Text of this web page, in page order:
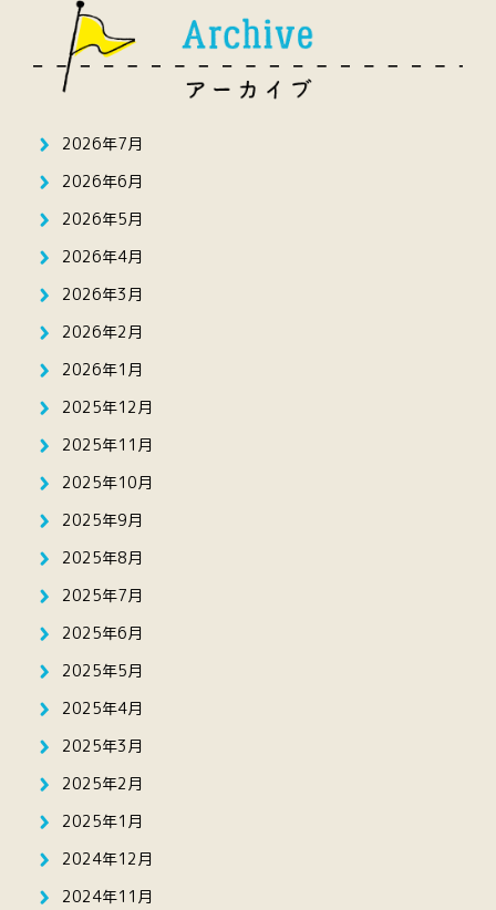
2026年7月
2026年6月
2026年5月
2026年4月
2026年3月
2026年2月
2026年1月
2025年12月
2025年11月
2025年10月
2025年9月
2025年8月
2025年7月
2025年6月
2025年5月
2025年4月
2025年3月
2025年2月
2025年1月
2024年12月
2024年11月